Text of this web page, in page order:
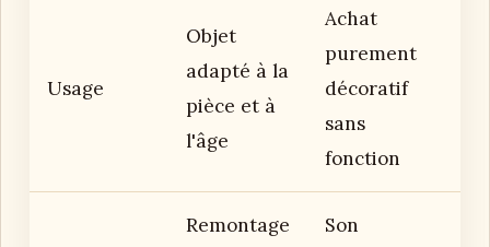
Usage
Objet
adapté à la
pièce et à
l'âge
Achat
purement
décoratif
sans
fonction
Remontage
Son